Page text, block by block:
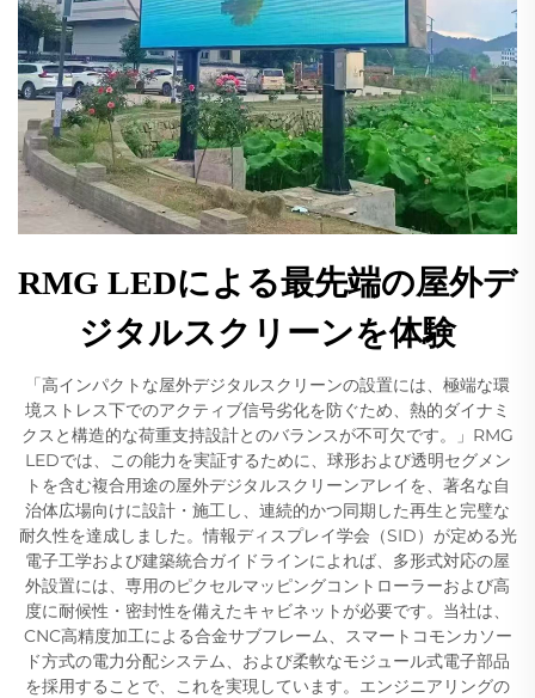
RMG LEDによる最先端の屋外デ
ジタルスクリーンを体験
「高インパクトな屋外デジタルスクリーンの設置には、極端な環
境ストレス下でのアクティブ信号劣化を防ぐため、熱的ダイナミ
クスと構造的な荷重支持設計とのバランスが不可欠です。」RMG
LEDでは、この能力を実証するために、球形および透明セグメン
トを含む複合用途の屋外デジタルスクリーンアレイを、著名な自
治体広場向けに設計・施工し、連続的かつ同期した再生と完璧な
耐久性を達成しました。情報ディスプレイ学会（SID）が定める光
電子工学および建築統合ガイドラインによれば、多形式対応の屋
外設置には、専用のピクセルマッピングコントローラーおよび高
度に耐候性・密封性を備えたキャビネットが必要です。当社は、
CNC高精度加工による合金サブフレーム、スマートコモンカソー
ド方式の電力分配システム、および柔軟なモジュール式電子部品
を採用することで、これを実現しています。エンジニアリングの